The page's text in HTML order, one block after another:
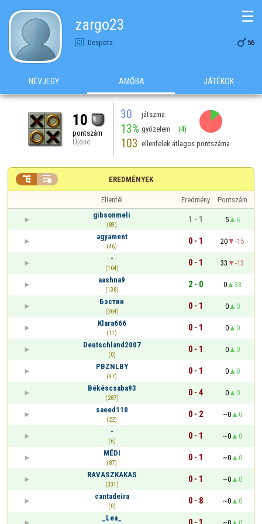
zargo23
Despota  56
☰
NÉVJEGY AMŐBA JÁTÉKOK
10
pontszám
Újonc
30 játszma
13% győzelem (4)
103 ellenfelek átlagos pontszáma
EREDMÉNYEK
 
Ellenfél Eredmény
Pontszám
gibsonmeli
(89)
1 - 1 5
6
agyament
(46)
0 - 1 20
-15
-
(104)
0 - 1 33
-13
aashna9
(138)
2 - 0 0
33
Бэстин
(264)
0 - 1 0
0
Klara666
(11)
0 - 1 0
0
Deutschland2007
(0)
0 - 1 0
0
PBZNLBY
(97)
0 - 1 0
0
Békéscsaba93
(287)
0 - 4 0
0
saeed110
(22)
0 - 2 ~0
0
-
(6)
0 - 1 ~0
0
MÉDI
(87)
0 - 1 ~0
0
RAVASZKAKAS
(331)
0 - 1 ~0
0
cantadeira
(0)
0 - 8 ~0
0
_Lea_
~0 0